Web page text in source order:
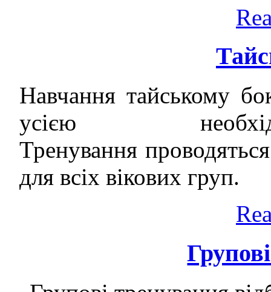
Навчання тайському
усією
Тренування
для всіх вікових груп.